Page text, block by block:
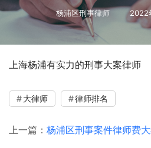
杨浦区刑事律师 2022
上海杨浦有实力的刑事大案律师
大律师 律师排名
上一篇： 杨浦区刑事案件律师费